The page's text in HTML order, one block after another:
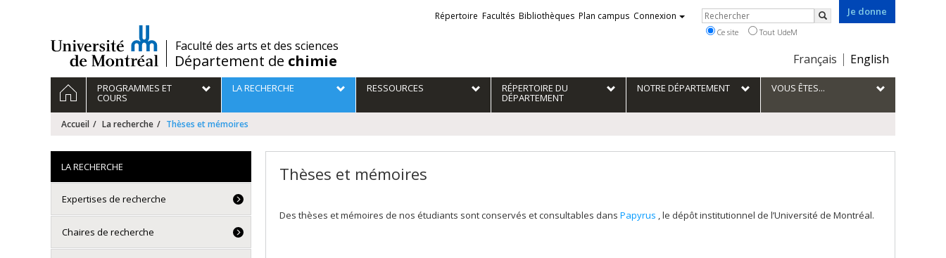
/Faculté des arts et des sciences
Département de chimie
Je donne
Choix
la
langue
Français English
Liens
externes
Répertoire Facultés Bibliothèques Plan campus Connexion Rechercher
Rechercher
Ce site Tout UdeM
Navigation
principale
ACCUEILPROGRAMMES ET
COURS
LA RECHERCHE RESSOURCES RÉPERTOIRE DU
DÉPARTEMENT
NOTRE DÉPARTEMENT VOUS ÊTES...
Accueil La recherche Thèses et mémoires
Thèses et mémoires
Des thèses et mémoires de nos étudiants sont conservés et consultables dans Papyrus , le dépôt institutionnel de l’Université de Montréal.
LA RECHERCHE
Expertises de recherche
Chaires de recherche